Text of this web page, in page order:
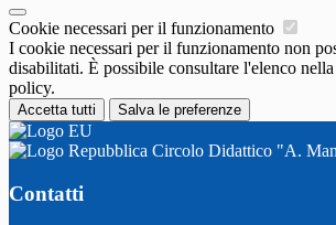
Cookie necessari per il funzionamento
I cookie necessari per il funzionamento non
disabilitati. È possibile consultare l'elenco
policy.
Accetta tutti Salva le preferenze
Circolo Didattico "A.
Contatti